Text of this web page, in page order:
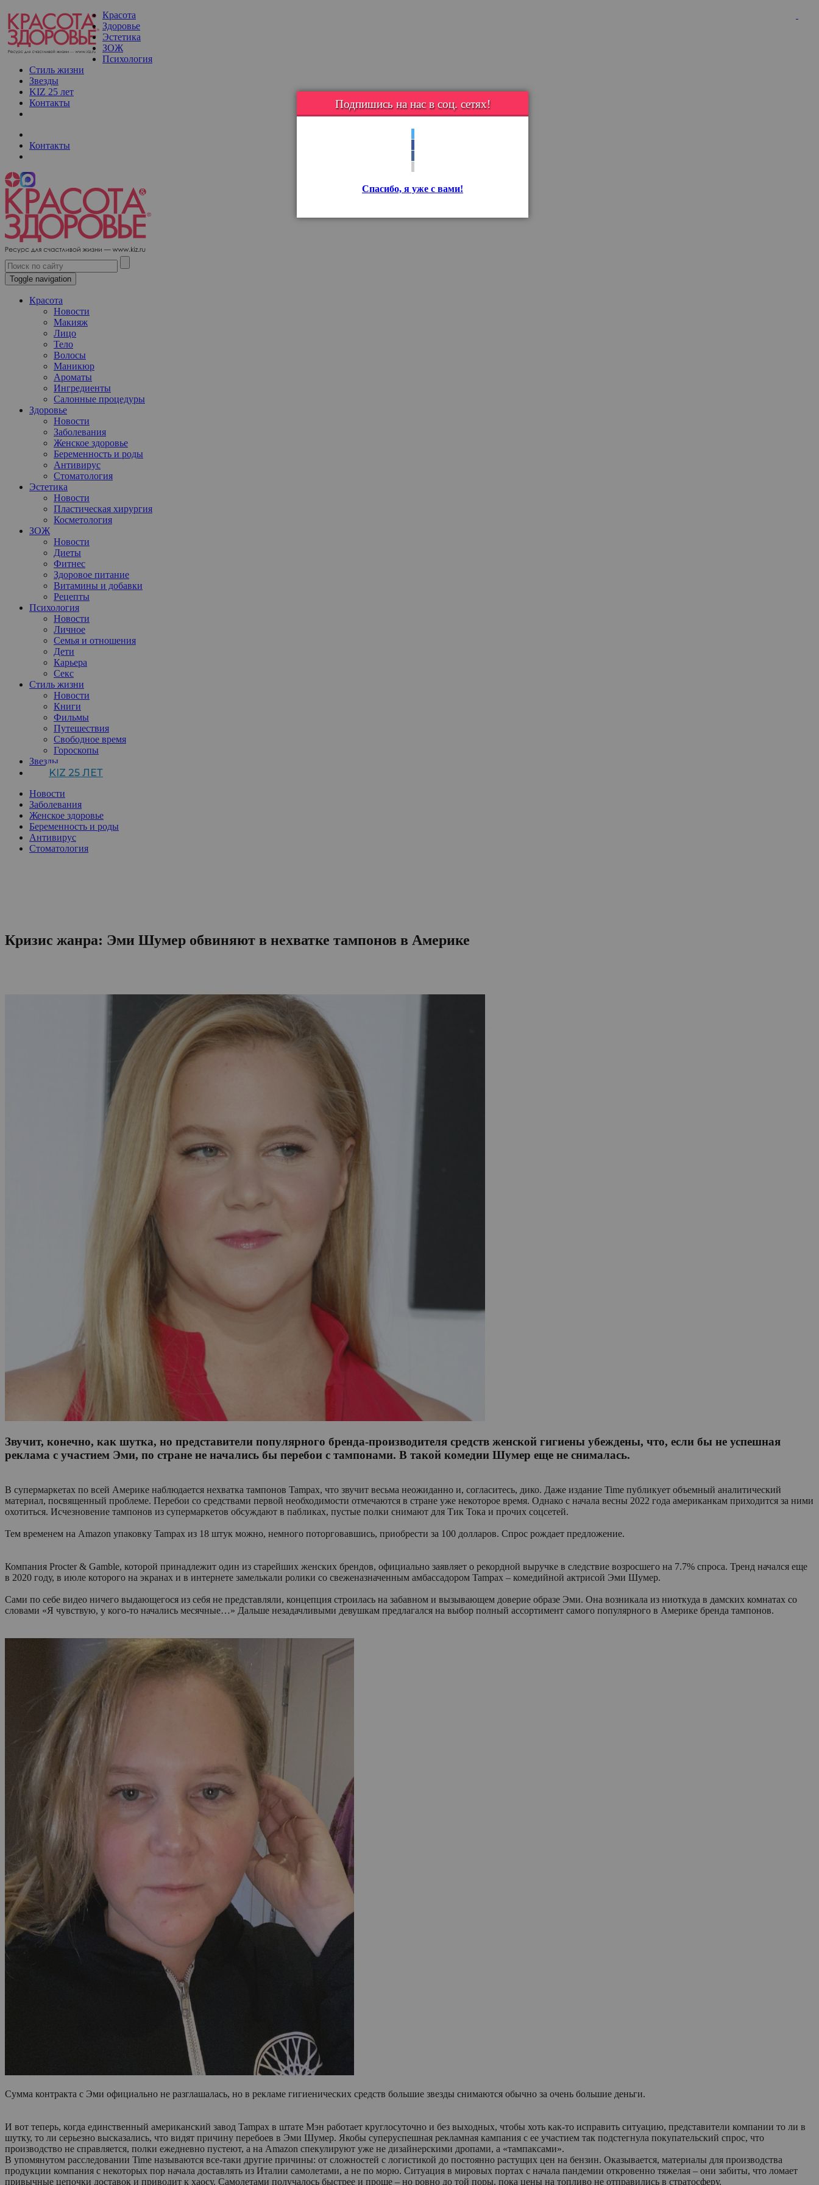
Красота
Здоровье
Эстетика
ЗОЖ
Психология
Стиль жизни
Звезды
KIZ 25 лет
Контакты
Контакты
Toggle navigation
Красота
Новости
Макияж
Лицо
Тело
Волосы
Маникюр
Ароматы
Ингредиенты
Салонные процедуры
Здоровье
Новости
Заболевания
Женское здоровье
Беременность и роды
Антивирус
Стоматология
Эстетика
Новости
Пластическая хирургия
Косметология
ЗОЖ
Новости
Диеты
Фитнес
Здоровое питание
Витамины и добавки
Рецепты
Психология
Новости
Личное
Семья и отношения
Дети
Карьера
Секс
Стиль жизни
Новости
Книги
Фильмы
Путешествия
Свободное время
Гороскопы
Звезды
KIZ 25 ЛЕТ
Новости
Заболевания
Женское здоровье
Беременность и роды
Антивирус
Стоматология
Подпишись на нас в соц. сетях!
Спасибо, я уже с вами!
Кризис жанра: Эми Шумер обвиняют в нехватке тампонов в Америке
Звучит, конечно, как шутка, но представители популярного бренда-производителя средств женской гигиены убеждены, что, если бы не успешная
реклама с участием Эми, по стране не начались бы перебои с тампонами. В такой комедии Шумер еще не снималась.
В супермаркетах по всей Америке наблюдается нехватка тампонов Tampax, что звучит весьма неожиданно и, согласитесь, дико. Даже издание Time публикует объемный аналитический
материал, посвященный проблеме. Перебои со средствами первой необходимости отмечаются в стране уже некоторое время. Однако с начала весны 2022 года американкам приходится за ними
охотиться. Исчезновение тампонов из супермаркетов обсуждают в пабликах, пустые полки снимают для Тик Тока и прочих соцсетей.
Тем временем на Amazon упаковку Tampax из 18 штук можно, немного поторговавшись, приобрести за 100 долларов. Спрос рождает предложение.
Компания Procter & Gamble, которой принадлежит один из старейших женских брендов, официально заявляет о рекордной выручке в следствие возросшего на 7.7% спроса. Тренд начался еще
в 2020 году, в июле которого на экранах и в интернете замелькали ролики со свеженазначенным амбассадором Tampax – комедийной актрисой Эми Шумер.
Сами по себе видео ничего выдающегося из себя не представляли, концепция строилась на забавном и вызывающем доверие образе Эми. Она возникала из ниоткуда в дамских комнатах со
словами «Я чувствую, у кого-то начались месячные…» Дальше незадачливыми девушкам предлагался на выбор полный ассортимент самого популярного в Америке бренда тампонов.
Сумма контракта с Эми официально не разглашалась, но в рекламе гигиенических средств большие звезды снимаются обычно за очень большие деньги.
И вот теперь, когда единственный американский завод Tampax в штате Мэн работает круглосуточно и без выходных, чтобы хоть как-то исправить ситуацию, представители компании то ли в
шутку, то ли серьезно высказались, что видят причину перебоев в Эми Шумер. Якобы суперуспешная рекламная кампания с ее участием так подстегнула покупательский спрос, что
производство не справляется, полки ежедневно пустеют, а на Amazon спекулируют уже не дизайнерскими дропами, а «тампаксами».
В упомянутом расследовании Time называются все-таки другие причины: от сложностей с логистикой до постоянно растущих цен на бензин. Оказывается, материалы для производства
продукции компания с некоторых пор начала доставлять из Италии самолетами, а не по морю. Ситуация в мировых портах с начала пандемии откровенно тяжелая – они забиты, что ломает
привычные цепочки доставок и приводит к хаосу. Самолетами получалось быстрее и проще – но ровно до той поры, пока цены на топливо не отправились в стратосферу.